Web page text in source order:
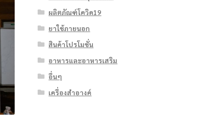
ผลิตภัณฑ์โควิด19
ยาใช้ภายนอก
สินค้าโปรโมชั่น
อาหารและอาหารเสริม
อื่นๆ
เครื่องสำอางค์